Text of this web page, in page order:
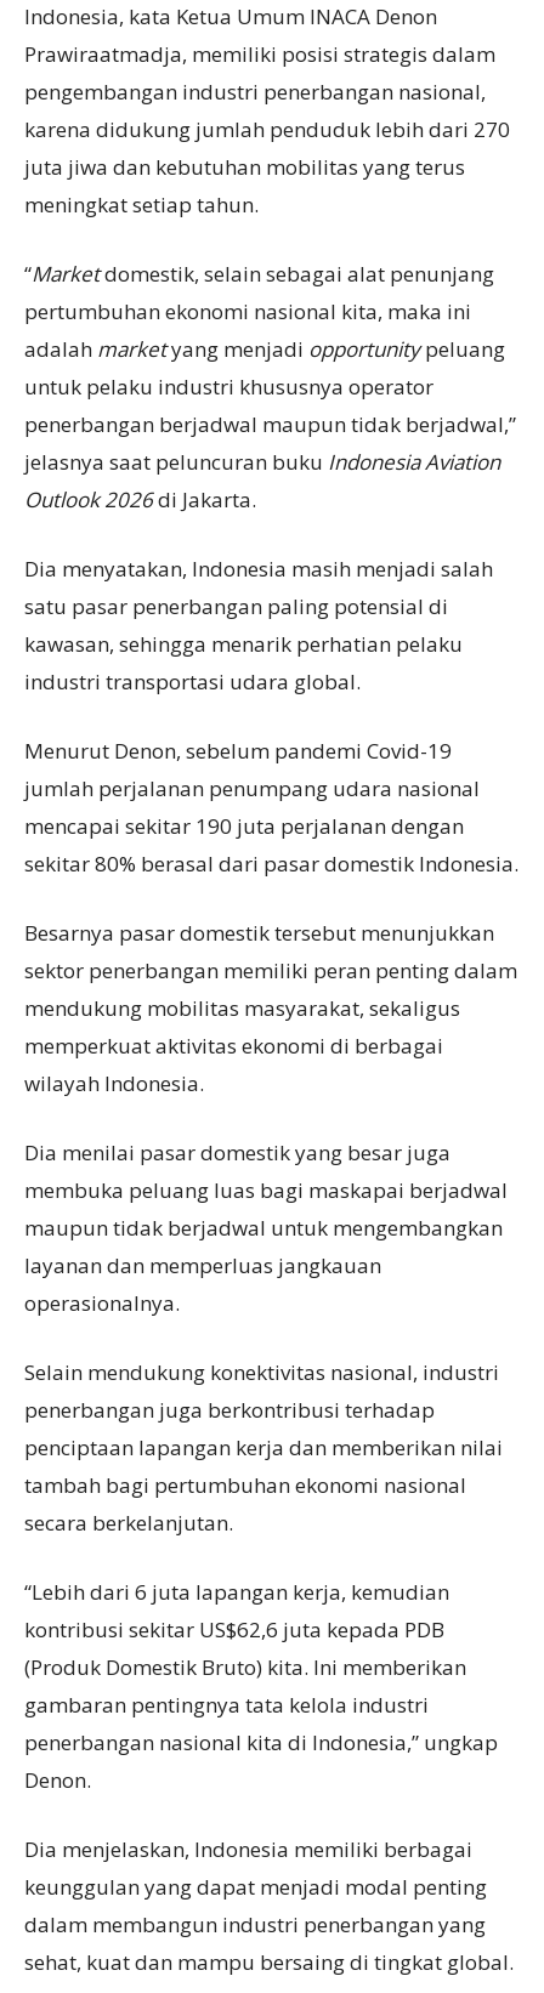
Indonesia, kata Ketua Umum INACA Denon
Prawiraatmadja, memiliki posisi strategis dalam
pengembangan industri penerbangan nasional,
karena didukung jumlah penduduk lebih dari 270
juta jiwa dan kebutuhan mobilitas yang terus
meningkat setiap tahun.
“Marketdomestik, selain sebagai alat penunjang
pertumbuhan ekonomi nasional kita, maka ini
adalah marketyang menjadi opportunitypeluang
untuk pelaku industri khususnya operator
penerbangan berjadwal maupun tidak berjadwal,”
jelasnya saat peluncuran buku Indonesia Aviation
Outlook 2026di Jakarta.
Dia menyatakan, Indonesia masih menjadi salah
satu pasar penerbangan paling potensial di
kawasan, sehingga menarik perhatian pelaku
industri transportasi udara global.
Menurut Denon, sebelum pandemi Covid-19
jumlah perjalanan penumpang udara nasional
mencapai sekitar 190 juta perjalanan dengan
sekitar 80% berasal dari pasar domestik Indonesia.
Besarnya pasar domestik tersebut menunjukkan
sektor penerbangan memiliki peran penting dalam
mendukung mobilitas masyarakat, sekaligus
memperkuat aktivitas ekonomi di berbagai
wilayah Indonesia.
Dia menilai pasar domestik yang besar juga
membuka peluang luas bagi maskapai berjadwal
maupun tidak berjadwal untuk mengembangkan
layanan dan memperluas jangkauan
operasionalnya.
Selain mendukung konektivitas nasional, industri
penerbangan juga berkontribusi terhadap
penciptaan lapangan kerja dan memberikan nilai
tambah bagi pertumbuhan ekonomi nasional
secara berkelanjutan.
“Lebih dari 6 juta lapangan kerja, kemudian
kontribusi sekitar US$62,6 juta kepada PDB
(Produk Domestik Bruto) kita. Ini memberikan
gambaran pentingnya tata kelola industri
penerbangan nasional kita di Indonesia,” ungkap
Denon.
Dia menjelaskan, Indonesia memiliki berbagai
keunggulan yang dapat menjadi modal penting
dalam membangun industri penerbangan yang
sehat, kuat dan mampu bersaing di tingkat global.